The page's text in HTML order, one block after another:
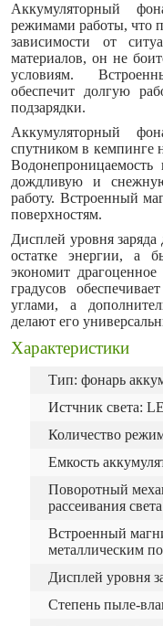
Аккумуляторный
режимами работы, что
зависимости от
материалов, он не
условиям.
обеспечит долгую
подзарядки.
Аккумуляторный
спутником в кемпинге
Водонепроницаемость
дождливую и
работу. Встроенный
поверхностям.
Дисплей уровня заряда
остатке энергии, а
экономит
градусов
углами, а
делают его
Характеристики
Тип: фонарь
Истчник света:
Количество
Емкость
Поворотный
рассеивания света
Встроенный
металлическим
Дисплей уровня
Степень пыле-